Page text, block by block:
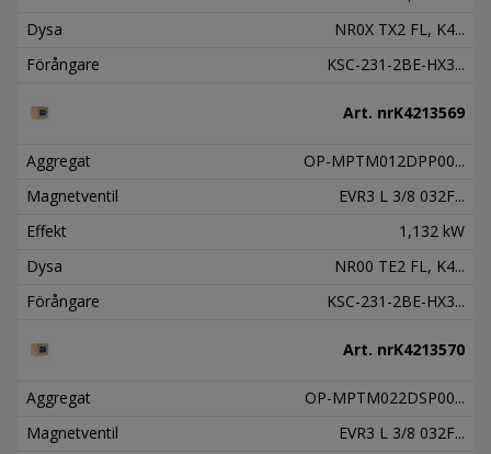
Dysa
NR0X TX2 FL, K4...
Förångare
KSC-231-2BE-HX3...
Art. nrK4213569
Aggregat
OP-MPTM012DPP00...
Magnetventil
EVR3 L 3/8 032F...
Effekt
1,132 kW
Dysa
NR00 TE2 FL, K4...
Förångare
KSC-231-2BE-HX3...
Art. nrK4213570
Aggregat
OP-MPTM022DSP00...
Magnetventil
EVR3 L 3/8 032F...